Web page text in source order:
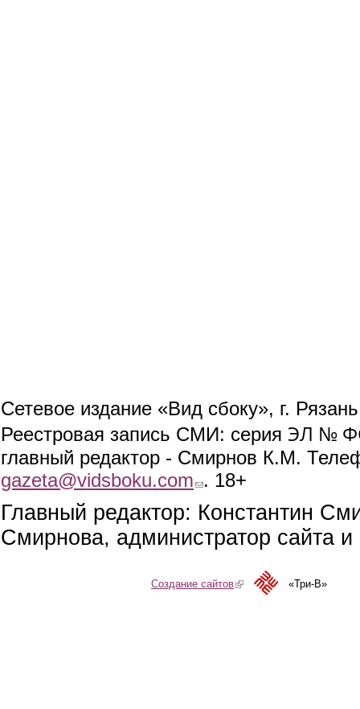
Сетевое издание «Вид сбоку», г.
Реестровая запись СМИ: серия ЭЛ №
главный редактор - Смирнов К.М.
gazeta@vidsboku.com (link sends e-mail)
. 18+
Главный редактор: Константин
Смирнова, администратор сайта
Создание сайтов(link is external)«Три-В»